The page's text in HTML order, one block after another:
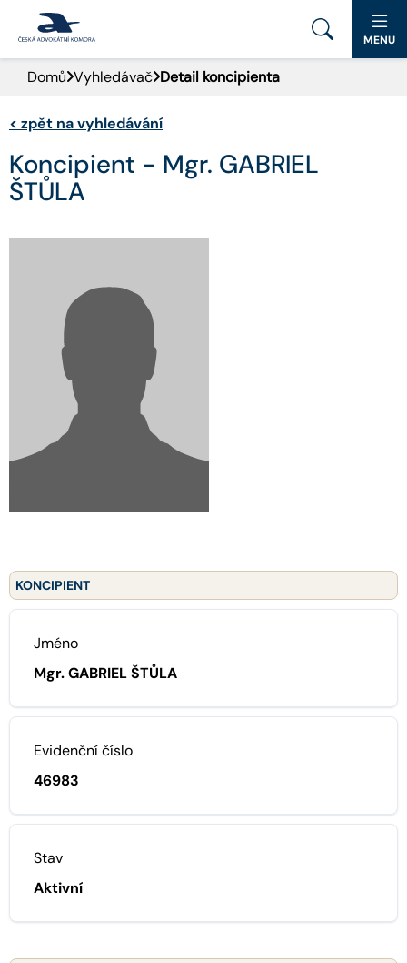
PORTÁL ČAK
DOMŮ
AKTUALITY
ADVOKÁTNÍ DENÍK
KONTAKT
MENU
Domů Vyhledávač Detail koncipienta
< zpět na vyhledávání
Koncipient - Mgr. GABRIEL
ŠTŮLA
KONCIPIENT
Jméno
Mgr. GABRIEL ŠTŮLA
Evidenční číslo
46983
Stav
Aktivní